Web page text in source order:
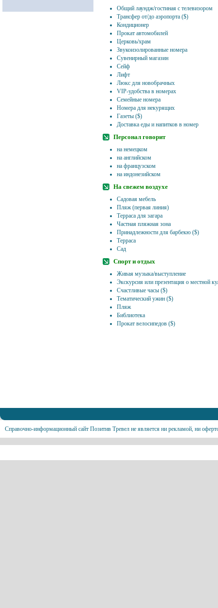
Общий лаундж/гостиная с телевизором
Трансфер от/до аэропорта ($)
Кондиционер
Прокат автомобилей
Церковь/храм
Звукоизолированные номера
Сувенирный магазин
Сейф
Лифт
Люкс для новобрачных
VIP-удобства в номерах
Семейные номера
Номера для некурящих
Газеты ($)
Доставка еды и напитков в номер
Персонал говорит
на немецком
на английском
на французском
на индонезийском
На свежем воздухе
Садовая мебель
Пляж (первая линия)
Терраса для загара
Частная пляжная зона
Принадлежности для барбекю ($)
Терраса
Сад
Спорт и отдых
Живая музыка/выступление
Экскурсия или презентация о местной
Счастливые часы ($)
Тематический ужин ($)
Пляж
Библиотека
Прокат велосипедов ($)
Справочно-информационный сайт Позитив Тревел не является ни рекламой, ни